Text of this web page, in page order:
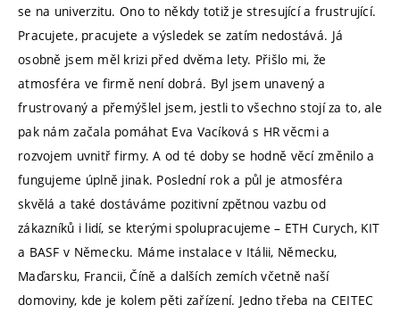
se na univerzitu. Ono to někdy totiž je stresující a frustrující.
Pracujete, pracujete a výsledek se zatím nedostává. Já
osobně jsem měl krizi před dvěma lety. Přišlo mi, že
atmosféra ve firmě není dobrá. Byl jsem unavený a
frustrovaný a přemýšlel jsem, jestli to všechno stojí za to, ale
pak nám začala pomáhat Eva Vacíková s HR věcmi a
rozvojem uvnitř firmy. A od té doby se hodně věcí změnilo a
fungujeme úplně jinak. Poslední rok a půl je atmosféra
skvělá a také dostáváme pozitivní zpětnou vazbu od
zákazníků i lidí, se kterými spolupracujeme – ETH Curych, KIT
a BASF v Německu. Máme instalace v Itálii, Německu,
Maďarsku, Francii, Číně a dalších zemích včetně naší
domoviny, kde je kolem pěti zařízení. Jedno třeba na CEITEC